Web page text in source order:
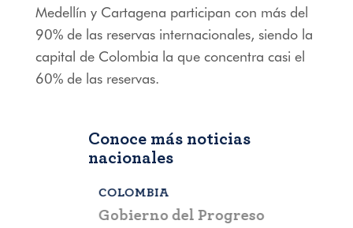
Medellín y Cartagena participan con más del
90% de las reservas internacionales, siendo la
capital de Colombia la que concentra casi el
60% de las reservas.
Conoce más noticias
nacionales
COLOMBIA
Gobierno del Progreso